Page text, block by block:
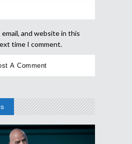
email, and website in this
time I comment.